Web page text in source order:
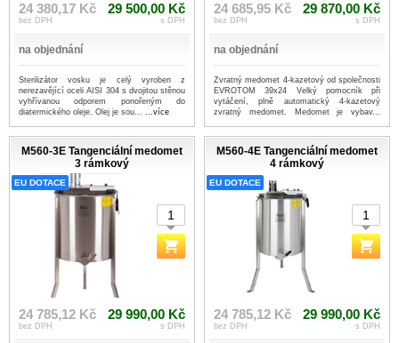
24 380,17 Kč
bez DPH
29 500,00 Kč
s DPH
na objednání
Sterilizátor vosku je celý vyroben z
nerezavějící oceli AISI 304 s dvojitou stěnou
vyhřívanou odporem ponořeným do
diatermického oleje. Olej je sou... ...více
24 685,95 Kč
bez DPH
29 870,00 Kč
s DPH
na objednání
Zvratný medomet 4-kazetový od společnosti
EVROTOM 39x24 Velký pomocník při
vytáčení, plně automatický 4-kazetový
zvratný medomet. Medomet je vybav...
M560-3E Tangenciální medomet
3 rámkový
EU DOTACE
24 785,12 Kč
bez DPH
29 990,00 Kč
s DPH
M560-4E Tangenciální medomet
4 rámkový
EU DOTACE
24 785,12 Kč
bez DPH
29 990,00 Kč
s DPH